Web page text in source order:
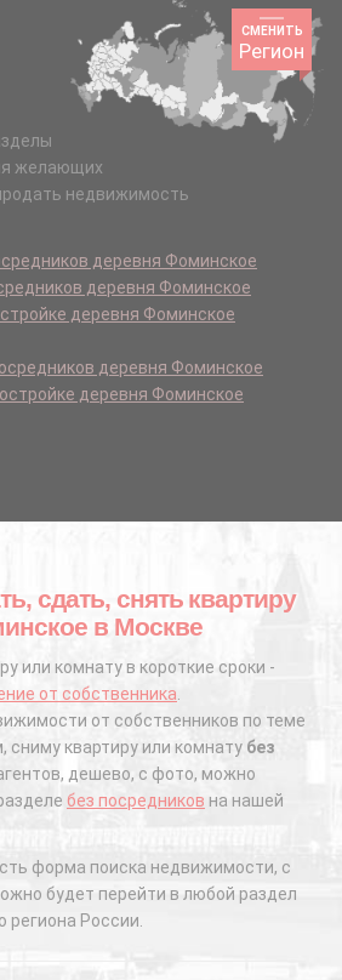
СМЕНИТЬ
Регион
желающих
недвижимость
деревня Фоминское
деревня Фоминское
деревня Фоминское
деревня Фоминское
деревня Фоминское
сдать, снять квартиру
в Москве
или комнату в короткие сроки -
от собственника.
от собственников по теме
сниму квартиру или комнату без
дешево, с фото, можно
без посредников на нашей
форма поиска недвижимости, с
будет перейти в любой раздел
региона России.